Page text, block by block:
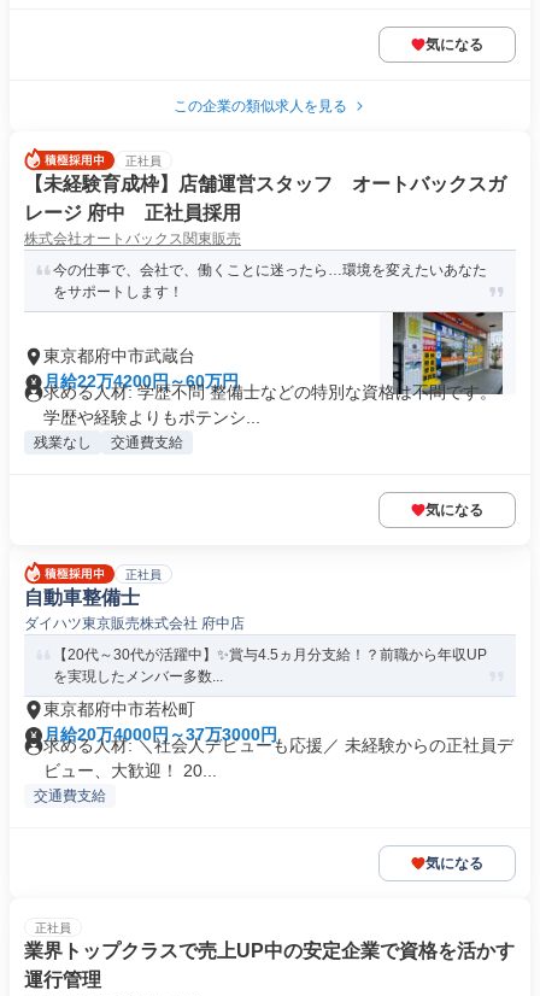
気になる
この企業の類似求人を見る
正社員
【未経験育成枠】店舗運営スタッフ オートバックスガ
レージ 府中 正社員採用
株式会社オートバックス関東販売
今の仕事で、会社で、働くことに迷ったら…環境を変えたいあなた
をサポートします！
東京都府中市武蔵台
月給22万4200円～60万円
求める人材: 学歴不問 整備士などの特別な資格は不問です。
学歴や経験よりもポテンシ...
残業なし 交通費支給
気になる
正社員
自動車整備士
ダイハツ東京販売株式会社 府中店
【20代～30代が活躍中】✨賞与4.5ヵ月分支給！？前職から年収UP
を実現したメンバー多数...
東京都府中市若松町
月給20万4000円～37万3000円
求める人材: ＼社会人デビューも応援／ 未経験からの正社員デ
ビュー、大歓迎！ 20...
交通費支給
気になる
正社員
業界トップクラスで売上UP中の安定企業で資格を活かす
運行管理